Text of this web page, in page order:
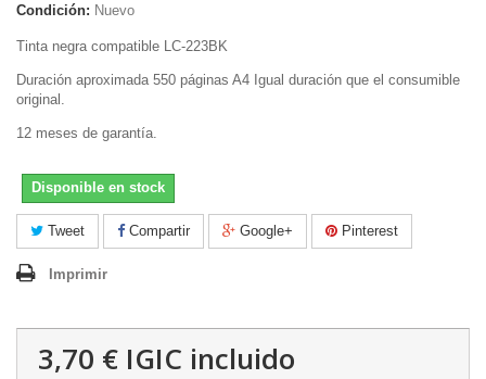
Condición: Nuevo
Tinta negra compatible LC-223BK
Duración aproximada 550 páginas A4 Igual duración que el consumible
original.
12 meses de garantía.
Disponible en stock
Tweet Compartir Google+ Pinterest
Imprimir
3,70 € IGIC incluido